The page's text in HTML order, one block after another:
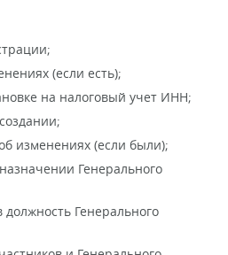
(если есть);
на налоговый учет ИНН;
изменениях (если были);
Генерального
Генерального